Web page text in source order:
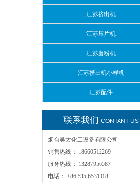
江苏挤出机
江苏压片机
江苏磨粉机
江苏挤出机小样机
江苏配件
联系我们 CONTANT US
烟台吴太化工设备有限公司
销售热线： 18660512269
服务热线： 13287956587
电话： +86 535 6531018